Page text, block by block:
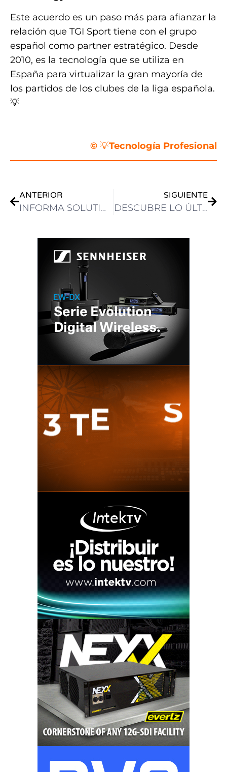
Este acuerdo es un paso más para afianzar la
relación que TGI Sport tiene con el grupo
español como partner estratégico. Desde
2010, es la tecnología que se utiliza en
España para virtualizar la gran mayoría de
los partidos de los clubes de la liga española.
💡
© 💡Tecnología Profesional
ANTERIOR
INFORMA SOLUTIONS + YOUNGTECH: EXPANDIENDO TECNOLOGÍA DE BROADCAST EN AMÉRICA LATINA
SIGUIENTE
DESCUBRE LO ÚLTIMO DE AVID EN CAPER SHOW